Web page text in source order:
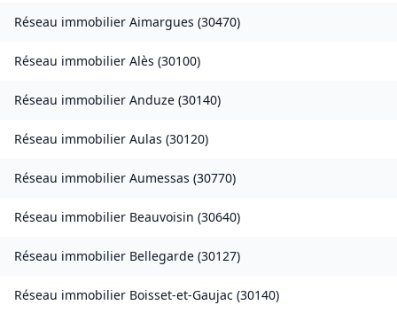
Réseau immobilier Aimargues (30470)
Réseau immobilier Alès (30100)
Réseau immobilier Anduze (30140)
Réseau immobilier Aulas (30120)
Réseau immobilier Aumessas (30770)
Réseau immobilier Beauvoisin (30640)
Réseau immobilier Bellegarde (30127)
Réseau immobilier Boisset-et-Gaujac (30140)